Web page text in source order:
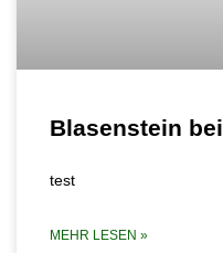
Blasenstein
test
MEHR LESEN »